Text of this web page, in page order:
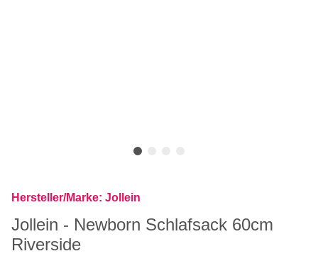
Hersteller/Marke: Jollein
Jollein - Newborn Schlafsack 60cm
Riverside